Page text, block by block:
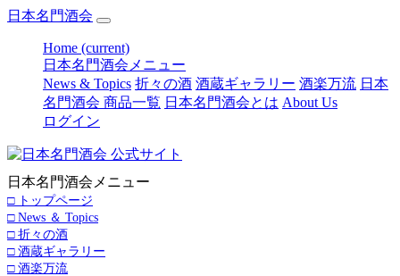
日本名門酒会
Home (current)
日本名門酒会メニュー
News & Topics 折々の酒 酒蔵ギャラリー 酒楽万流 日本
名門酒会 商品一覧 日本名門酒会とは About Us
ログイン
日本名門酒会メニュー
□ トップページ
□ News ＆ Topics
□ 折々の酒
□ 酒蔵ギャラリー
□ 酒楽万流